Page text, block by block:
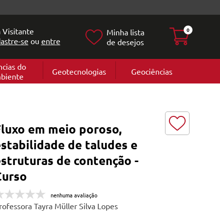
Visitante
se ou entre
Minha lista
de desejos
0
do
Geociências
Geologia
Geotecnologias
em meio poroso,
de taludes e
de contenção -
nenhuma avaliação
Tayra Müller Silva Lopes